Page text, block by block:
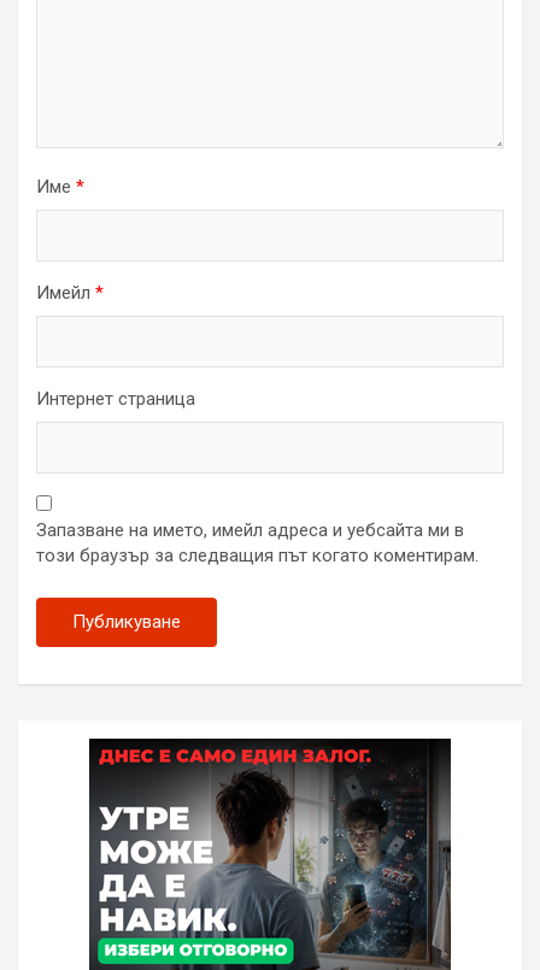
Име *
Имейл *
Интернет страница
Запазване на името, имейл адреса и уебсайта ми в
този браузър за следващия път когато коментирам.